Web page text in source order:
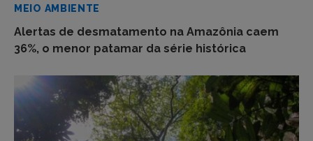
MEIO AMBIENTE
Alertas de desmatamento na Amazônia caem
36%, o menor patamar da série histórica